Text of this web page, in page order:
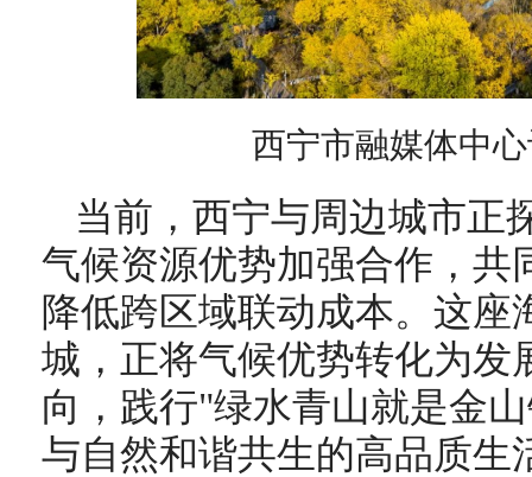
西宁市融媒体中
当前，西宁与周边城市正
气候资源优势加强合作，共
降低跨区域联动成本。这座
城，正将气候优势转化为发
向，践行"绿水青山就是金
与自然和谐共生的高品质生